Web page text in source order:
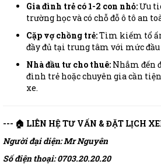
Gia đình trẻ có 1-2 con nhỏ:Ưu
trường học và có chỗ đỗ ô tô an
Cặp vợ chồng trẻ:Tìm kiếm tổ
đầy đủ tại trung tâm với mức
Nhà đầu tư cho thuê: Nhắm đến
đình trẻ hoặc chuyên gia cần
xe.
--- 🏠 LIÊN HỆ TƯ VẤN & ĐẶT LỊCH
Người đại diện: Mr Nguyên
Số điện thoại: 0703.20.20.20